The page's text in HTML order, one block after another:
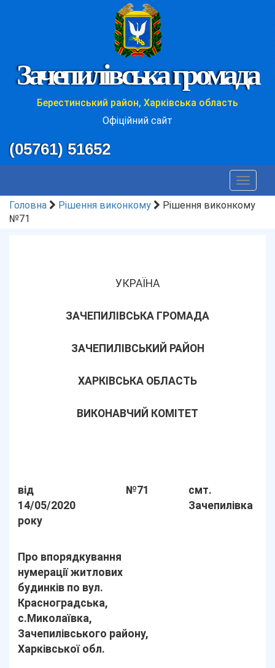
Зачепилівська громада
Берестинський район, Харківська область
Офіційний сайт
(05761) 51652
Toggle
Головна
Рішення виконкому
Рішення виконкому
№71
УКРАЇНА
ЗАЧЕПИЛІВСЬКА ГРОМАДА
ЗАЧЕПИЛІВСЬКИЙ РАЙОН
ХАРКІВСЬКА ОБЛАСТЬ
ВИКОНАВЧИЙ КОМІТЕТ
від
14/05/2020
року
№71
смт.
Зачепилівка
Про впорядкування
нумерації житлових
будинків по вул.
Красноградська,
с.Миколаївка,
Зачепилівського району,
Харківської обл.